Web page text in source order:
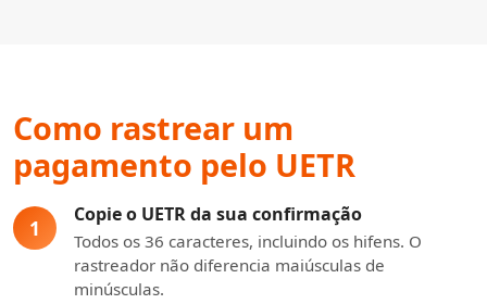
Como rastrear um
pagamento pelo UETR
1
Copie o UETR da sua confirmação
Todos os 36 caracteres, incluindo os hifens. O
rastreador não diferencia maiúsculas de
minúsculas.